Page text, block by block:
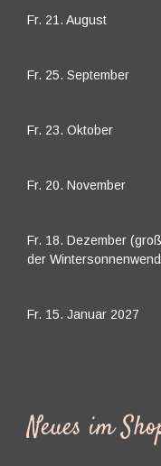
Fr. 21. August
Fr. 25. September
Fr. 23. Oktober
Fr. 20. November
Fr. 18. Dezember
der
Fr. 15. Januar 2027
Neues im